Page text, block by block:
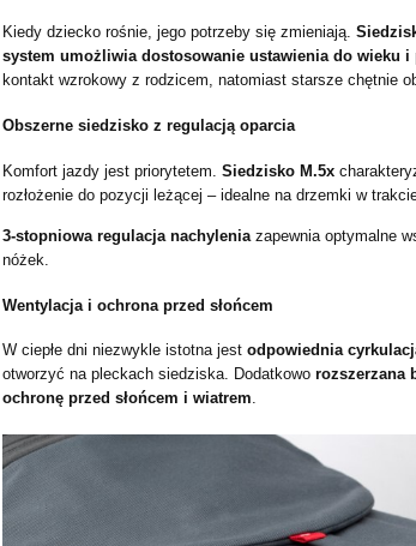
Kiedy dziecko rośnie, jego potrzeby się zmieniają.
system umożliwia dostosowanie ustawienia do wieku i
kontakt wzrokowy z rodzicem, natomiast starsze chętnie
Obszerne siedzisko z regulacją oparcia
Komfort jazdy jest priorytetem. Siedzisko M.5x
rozłożenie do pozycji leżącej – idealne na drzemki w
3-stopniowa regulacja nachyleniazapewnia optymalne
nóżek.
Wentylacja i ochrona przed słońcem
W ciepłe dni niezwykle istotna jest odpowiednia
otworzyć na pleckach siedziska. Dodatkowo rozszerzana
ochronę przed słońcem i wiatrem.